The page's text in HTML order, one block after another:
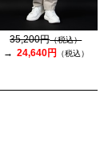
35,200円（税込）
24,640円 （税込）